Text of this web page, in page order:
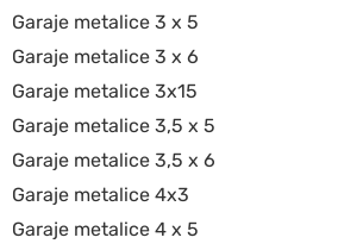
Garaje metalice 3 x 5
Garaje metalice 3 x 6
Garaje metalice 3x15
Garaje metalice 3,5 x 5
Garaje metalice 3,5 x 6
Garaje metalice 4x3
Garaje metalice 4 x 5